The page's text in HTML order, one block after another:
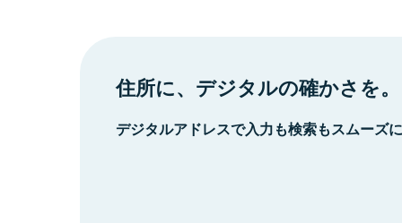
住所に、デジタルの確かさを。
デジタルアドレスで入力も検索もスムーズ